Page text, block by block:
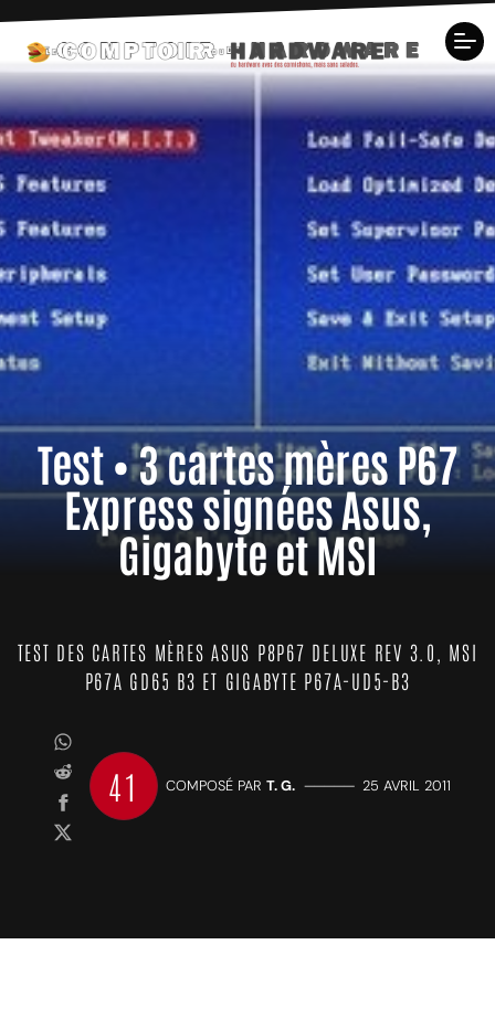
Test • 3 cartes mères P67
Express signées Asus,
Gigabyte et MSI
TEST DES CARTES MÈRES ASUS P8P67 DELUXE REV 3.0, MSI
P67A GD65 B3 ET GIGABYTE P67A-UD5-B3
41 COMPOSÉ PAR T. G. ————— 25 AVRIL 2011